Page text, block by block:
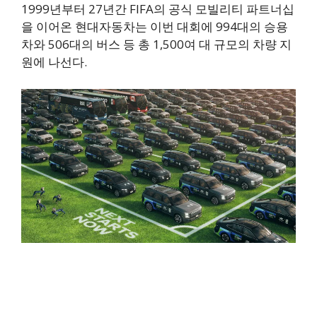
1999년부터 27년간 FIFA의 공식 모빌리티 파트너십
을 이어온 현대자동차는 이번 대회에 994대의 승용
차와 506대의 버스 등 총 1,500여 대 규모의 차량 지
원에 나선다.